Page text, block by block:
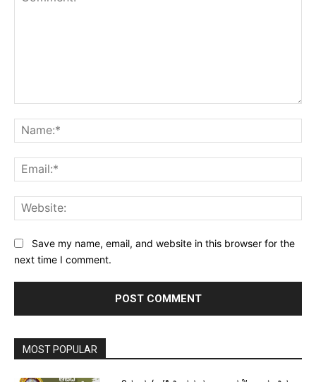
Save my name, email, and website in this browser for the
next time I comment.
MOST POPULAR